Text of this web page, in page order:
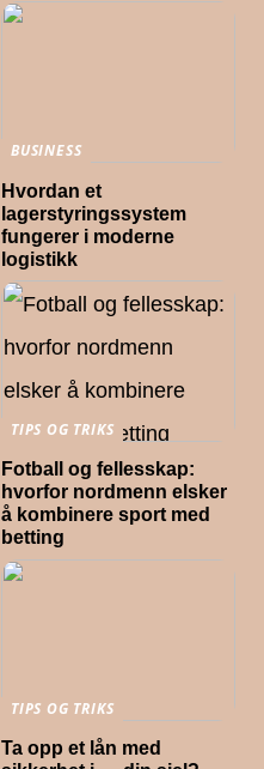
BUSINESS
Hvordan et
lagerstyringssystem
fungerer i moderne
logistikk
TIPS OG TRIKS
Fotball og fellesskap:
hvorfor nordmenn elsker
å kombinere sport med
betting
TIPS OG TRIKS
Ta opp et lån med